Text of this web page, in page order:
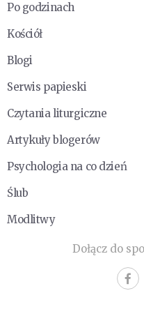
Po godzinach
Kościół
Blogi
Serwis papieski
Czytania liturgiczne
Artykuły blogerów
Psychologia na co dzień
Ślub
Modlitwy
Dołącz do